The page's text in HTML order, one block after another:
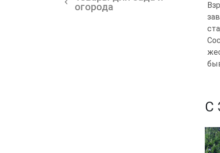
огорода
С